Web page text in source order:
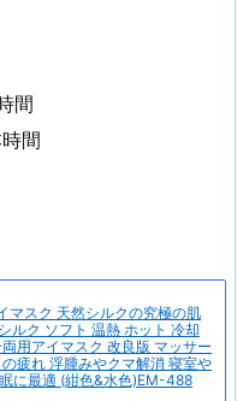
間
間
マスク 天然シルクの究極の肌
ルク ソフト 温熱 ホット 冷却
用アイマスク 改良版 マッサー
疲れ 浮腫みやクマ解消 寝室や
に最適 (紺色&水色)EM-488